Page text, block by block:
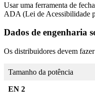
Usar uma ferramenta de
ADA (Lei de Acessibilidade
Dados de engenharia
Os distribuidores devem
Tamanho da potência
EN 2